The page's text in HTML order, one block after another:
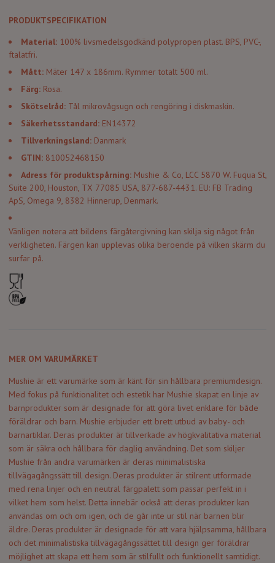
PRODUKTSPECIFIKATION
Material: 100% livsmedelsgodkänd polypropen plast. BPS, PVC-,
ftalatfri.
Mått: Mäter 147 x 186mm. Rymmer totalt 500 ml.
Färg: Rosa.
Skötselråd: Tål mikrovågsugn och rengöring i diskmaskin.
Säkerhetsstandard: EN14372
Tillverkningsland: Danmark
GTIN: 810052468150
Adress för produktspårning: Mushie & Co, LCC 5870 W. Fuqua St,
Suite 200, Houston, TX 77085 USA, 877-687-4431. EU: FB Trading
ApS, Omega 9, 8382 Hinnerup, Denmark.
Vänligen notera att bildens färgåtergivning kan skilja sig något från
verkligheten. Färgen kan upplevas olika beroende på vilken skärm du
surfar på.
MER OM VARUMÄRKET
Mushie är ett varumärke som är känt för sin hållbara premiumdesign.
Med fokus på funktionalitet och estetik har Mushie skapat en linje av
barnprodukter som är designade för att göra livet enklare för både
föräldrar och barn. Mushie erbjuder ett brett utbud av baby- och
barnartiklar. Deras produkter är tillverkade av högkvalitativa material
som är säkra och hållbara för daglig användning. Det som skiljer
Mushie från andra varumärken är deras minimalistiska
tillvägagångssätt till design. Deras produkter är stilrent utformade
med rena linjer och en neutral färgpalett som passar perfekt in i
vilket hem som helst. Detta innebär också att deras produkter kan
användas om och om igen, och de går inte ur stil när barnen blir
äldre. Deras produkter är designade för att vara hjälpsamma, hållbara
och det minimalistiska tillvägagångssättet till design ger föräldrar
möjlighet att skapa ett hem som är stilfullt och funktionellt samtidigt.